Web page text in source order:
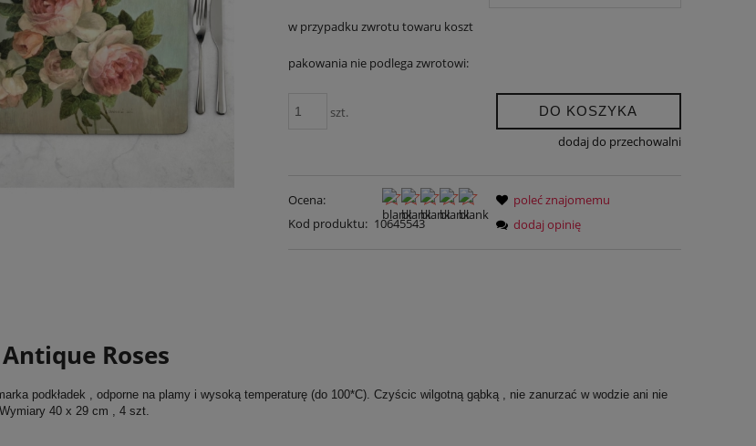
w przypadku zwrotu towaru koszt
pakowania nie podlega zwrotowi:
szt. DO KOSZYKA
dodaj do przechowalni
Ocena:
Kod produktu: 10645543
poleć znajomemu
dodaj opinię
Roses
podkładek , odporne na plamy i wysoką temperaturę (do 100*C). Czyścic wilgotną gąbką , nie zanurzać w wodzie ani nie
40 x 29 cm , 4 szt.